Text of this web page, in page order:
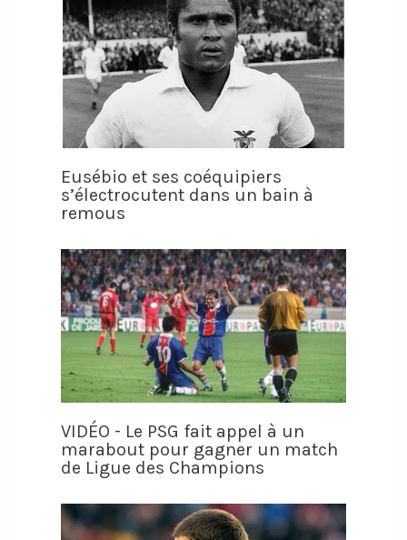
Eusébio et ses coéquipiers
s’électrocutent dans un bain à
remous
VIDÉO - Le PSG fait appel à un
marabout pour gagner un match
de Ligue des Champions